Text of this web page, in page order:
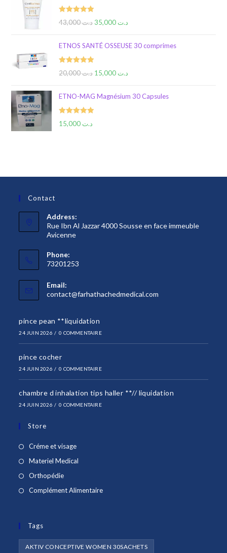
Rated5.00د.ت43,000 د.ت
ETNOS SANTÉ OSSEUSE 30 comprimes
Rated5.00د.ت20,000 د.ت
ETNO-MAG Magnésium 30 Capsules
Rated5.00د.ت
Contact
Address:
Rue Ibn Al Jazzar 4000 Sousse en face immeuble
Avicenne
Phone:
73201253
Email:
contact@farhathachedmedical.com
pince pean **liquidation
24 JUIN 2026 / 0 COMMENTAIRE
pince cocher
24 JUIN 2026 / 0 COMMENTAIRE
chambre d inhalation tips haller **// liquidation
24 JUIN 2026 / 0 COMMENTAIRE
Store
Créme et visageS’ouvre
dans
Materiel Medical
OrthopédieS’ouvre
dans
Complément AlimentaireS’ouvre
onglet
Tags
AKTIV CONCEPTIVE WOMEN 30SACHETS